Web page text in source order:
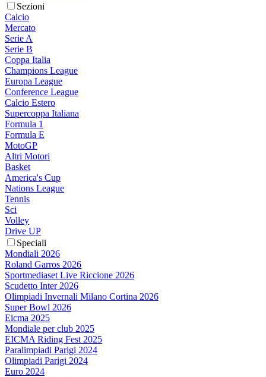
Sezioni
Calcio
Mercato
Serie A
Serie B
Coppa Italia
Champions League
Europa League
Conference League
Calcio Estero
Supercoppa Italiana
Formula 1
Formula E
MotoGP
Altri Motori
Basket
America's Cup
Nations League
Tennis
Sci
Volley
Drive UP
Speciali
Mondiali 2026
Roland Garros 2026
Sportmediaset Live Riccione 2026
Scudetto Inter 2026
Olimpiadi Invernali Milano Cortina 2026
Super Bowl 2026
Eicma 2025
Mondiale per club 2025
EICMA Riding Fest 2025
Paralimpiadi Parigi 2024
Olimpiadi Parigi 2024
Euro 2024